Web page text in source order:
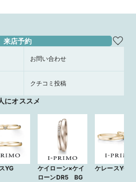
来店予約
お問い合わせ
クチコミ投稿
にオススメ
YG
ケイローン×ケイ
ローンDR5 BG
ケレースYG